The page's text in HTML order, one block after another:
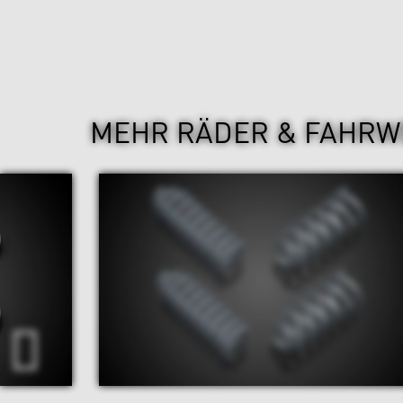
MEHR RÄDER &